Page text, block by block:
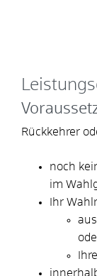
Rückkehrer
noch
im
Ihr